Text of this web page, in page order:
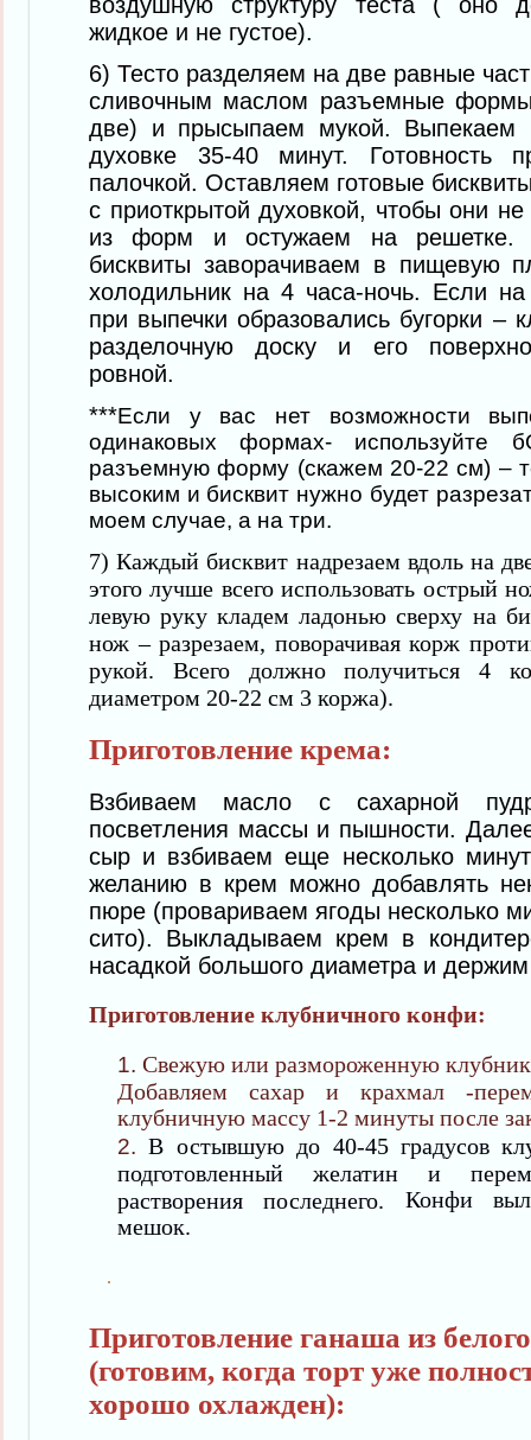
жидкое и не густое).
6) Тесто разделяем на две равные
сливочным маслом разъемные
две) и прысыпаем мукой. Выпекаем
духовке 35-40 минут. Готовность
палочкой. Оставляем готовые
с приоткрытой духовкой, чтобы они
из форм и остужаем на решетке.
бисквиты заворачиваем в пищевую
холодильник на 4 часа-ночь. Если на
при выпечки образовались бугорки –
разделочную доску и его
ровной.
***Если у вас нет возможности
одинаковых формах- используйте б
разъемную форму (скажем 20-22 см) –
высоким и бисквит нужно будет
моем случае, а на три.
7) Каждый бисквит надрезаем вдоль на
этого лучше всего использовать
левую руку кладем ладонью сверху на
нож – разрезаем, поворачивая корж
рукой. Всего должно получиться 4
диаметром 20-22 см 3 коржа).
Приготовление крема:
Взбиваем масло с сахарной
посветления массы и пышности.
сыр и взбиваем еще несколько
желанию в крем можно добавлять
пюре (провариваем ягоды несколько
сито). Выкладываем крем в
насадкой большого диаметра и
Приготовление клубничного конфи:
Свежую или размороженную
Добавляем сахар и крахмал -
клубничную массу 1-2 минуты после
В остывшую до 40-45 градусов
подготовленный желатин и
растворения последнего. Конфи
мешок.
Приготовление ганаша из
(готовим, когда торт уже
хорошо охлажден):